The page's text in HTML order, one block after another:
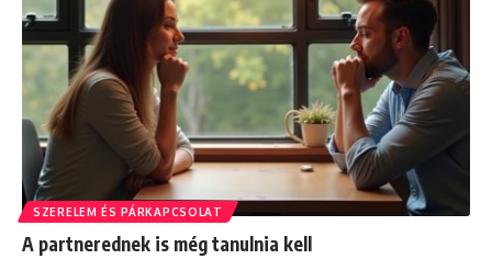
SZERELEM ÉS PÁRKAPCSOLAT
A partnerednek is még tanulnia kell